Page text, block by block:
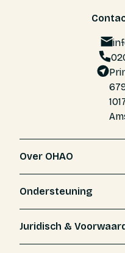
Over OHAO
Ondersteuning
Juridisch &